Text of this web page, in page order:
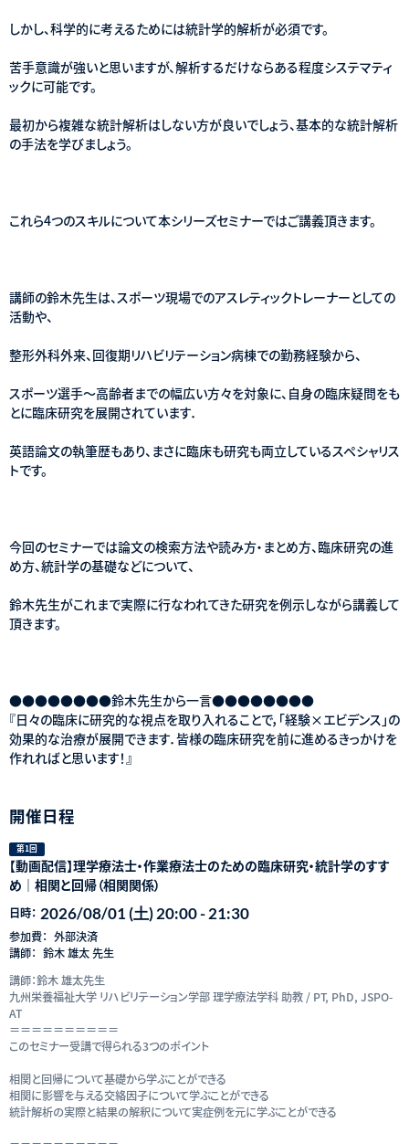
しかし、科学的に考えるためには統計学的解析が必須です。
苦手意識が強いと思いますが、解析するだけならある程度システマティ
ックに可能です。
最初から複雑な統計解析はしない方が良いでしょう、基本的な統計解析
の手法を学びましょう。
これら4つのスキルについて本シリーズセミナーではご講義頂きます。
講師の鈴木先生は、スポーツ現場でのアスレティックトレーナーとしての
活動や、
整形外科外来、回復期リハビリテーション病棟での勤務経験から、
スポーツ選手～高齢者までの幅広い方々を対象に、自身の臨床疑問をも
とに臨床研究を展開されています．
英語論文の執筆歴もあり、まさに臨床も研究も両立しているスペシャリス
トです。
今回のセミナーでは論文の検索方法や読み方・まとめ方、臨床研究の進
め方、統計学の基礎などについて、
鈴木先生がこれまで実際に行なわれてきた研究を例示しながら講義して
頂きます。
●●●●●●●●鈴木先生から一言●●●●●●●●
『日々の臨床に研究的な視点を取り入れることで，「経験×エビデンス」の
効果的な治療が展開できます．皆様の臨床研究を前に進めるきっかけを
作れればと思います！』
開催日程
第1回
【動画配信】理学療法士・作業療法士のための臨床研究・統計学のすす
め｜相関と回帰（相関関係）
日時： 2026/08/01 (土) 20:00 - 21:30
参加費： 外部決済
講師： 鈴木 雄太 先生
講師：鈴木 雄太先生
九州栄養福祉大学 リハビリテーション学部 理学療法学科 助教 / PT, PhD, JSPO-
AT
＝＝＝＝＝＝＝＝＝＝
このセミナー受講で得られる3つのポイント
相関と回帰について基礎から学ぶことができる
相関に影響を与える交絡因子について学ぶことができる
統計解析の実際と結果の解釈について実症例を元に学ぶことができる